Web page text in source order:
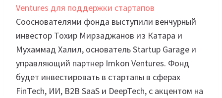
Ventures для поддержки стартапов
Сооснователями фонда выступили венчурный
инвестор Тохир Мирзаджанов из Катара и
Мухаммад Халил, основатель Startup Garage и
управляющий партнер Imkon Ventures. Фонд
будет инвестировать в стартапы в сферах
FinTech, ИИ, B2B SaaS и DeepTech, с акцентом на